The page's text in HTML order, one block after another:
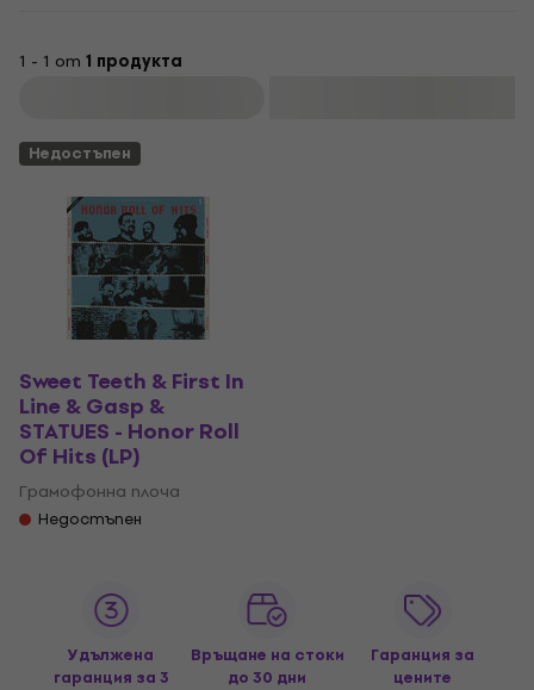
1 - 1 от 1 продукта
Недостъпен
Sweet Teeth & First In
Line & Gasp &
STATUES - Honor Roll
Of Hits (LP)
Грамофонна плоча
Недостъпен
Удължена
гаранция за 3
Връщане на стоки
до 30 дни
Гаранция за
цените